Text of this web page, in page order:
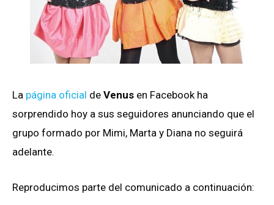
La página oficial de Venus en Facebook ha
sorprendido hoy a sus seguidores anunciando que el
grupo formado por Mimi, Marta y Diana no seguirá
adelante.
Reproducimos parte del comunicado a continuación: